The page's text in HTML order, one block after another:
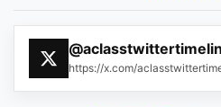
https://x.com/